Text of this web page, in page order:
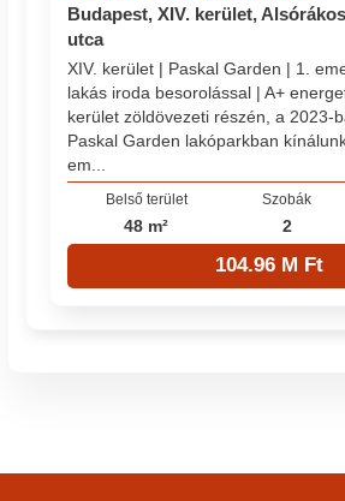
Budapest, XIV. kerület,
utca
XIV. kerület | Paskal Garden | 1.
lakás iroda besorolással | A+
kerület zöldövezeti részén, a 2023-
Paskal Garden lakóparkban
em...
Belső terület
48 m²
Szobák
2
104.96 M Ft